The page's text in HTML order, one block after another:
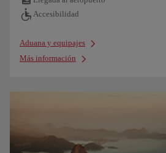
Accesibilidad
Aduana y equipajes
Más información